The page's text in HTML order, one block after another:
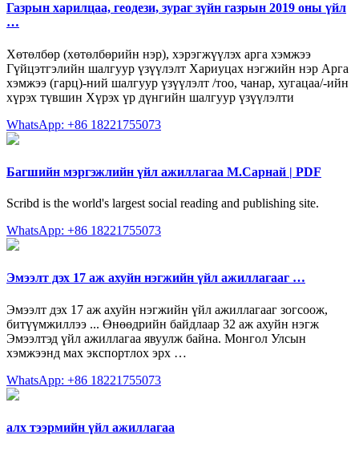
Газрын харилцаа, геодези, зураг зүйн газрын 2019 оны үйл
…
Хөтөлбөр (хөтөлбөрийн нэр), хэрэгжүүлэх арга хэмжээ
Гүйцэтгэлийн шалгуур үзүүлэлт Хариуцах нэгжийн нэр Арга
хэмжээ (гарц)-ний шалгуур үзүүлэлт /тоо, чанар, хугацаа/-ийн
хүрэх түвшин Хүрэх үр дүнгийн шалгуур үзүүлэлти
WhatsApp: +86 18221755073
Багшийн мэргэжлийн үйл ажиллагаа М.Сарнай | PDF
Scribd is the world's largest social reading and publishing site.
WhatsApp: +86 18221755073
Эмээлт дэх 17 аж ахуйн нэгжийн үйл ажиллагааг …
Эмээлт дэх 17 аж ахуйн нэгжийн үйл ажиллагааг зогсоож,
битүүмжиллээ ... Өнөөдрийн байдлаар 32 аж ахуйн нэгж
Эмээлтэд үйл ажиллагаа явуулж байна. Монгол Улсын
хэмжээнд мах экспортлох эрх …
WhatsApp: +86 18221755073
алх тээрмийн үйл ажиллагаа